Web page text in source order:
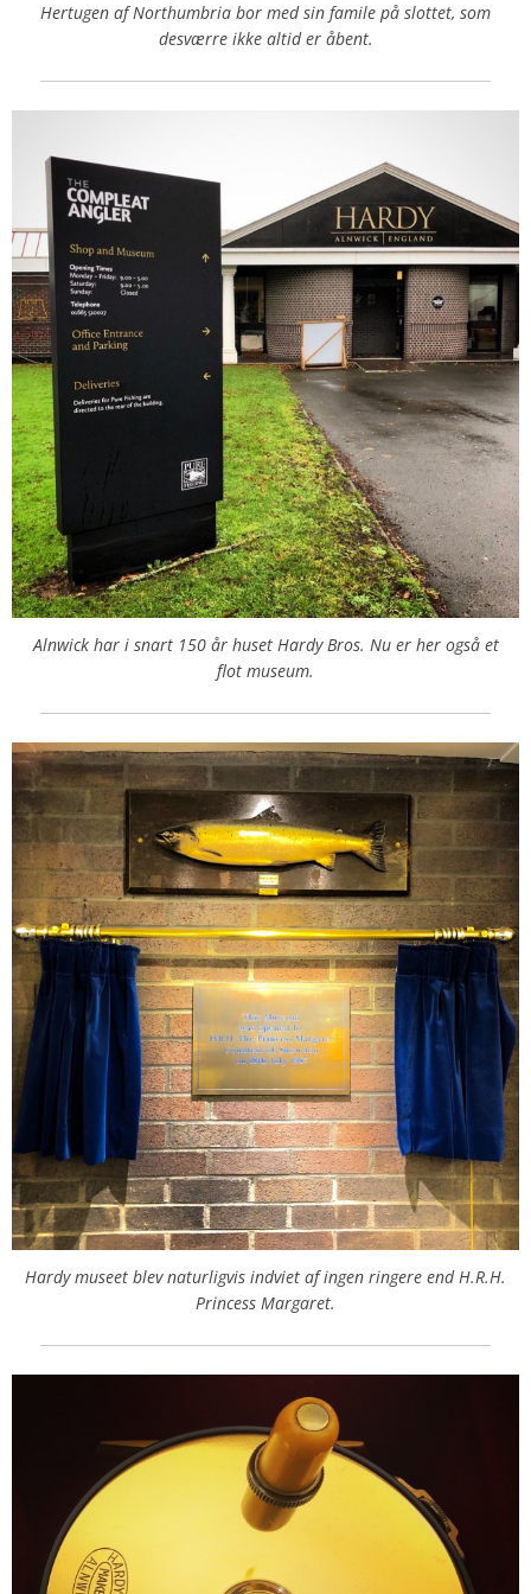
Hertugen af Northumbria bor med sin famile på slottet, som
desværre ikke altid er åbent.
Alnwick har i snart 150 år huset Hardy Bros. Nu er her også et
flot museum.
Hardy museet blev naturligvis indviet af ingen ringere end H.R.H.
Princess Margaret.